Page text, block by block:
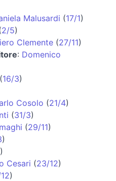
Malusardi (17/1)
2/5)
Clemente (27/11)
: Domenico
(16/3)
Cosolo (21/4)
(31/3)
(29/11)
)
)
Cesari (23/12)
)